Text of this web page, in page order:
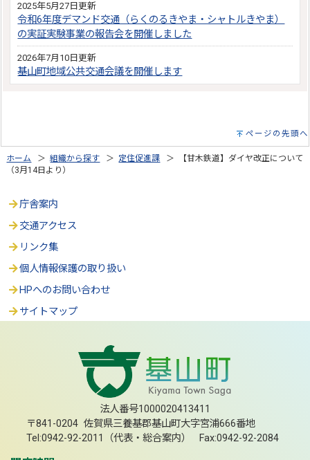
2025年5月27日更新
令和6年度デマンド交通（らくのるきやま・シャトルきやま）
の実証実験事業の報告会を開催しました
2026年7月10日更新
基山町地域公共交通会議を開催します
ページの先頭へ
ホーム ＞組織から探す ＞ 定住促進課 ＞ 【甘木鉄道】ダイヤ改正について
（3月14日より）
庁舎案内
交通アクセス
リンク集
個人情報保護の取り扱い
HPへのお問い合わせ
サイトマップ
法人番号1000020413411
〒841-0204 佐賀県三養基郡基山町大字宮浦666番地
Tel:0942-92-2011（代表・総合案内） Fax:0942-92-2084